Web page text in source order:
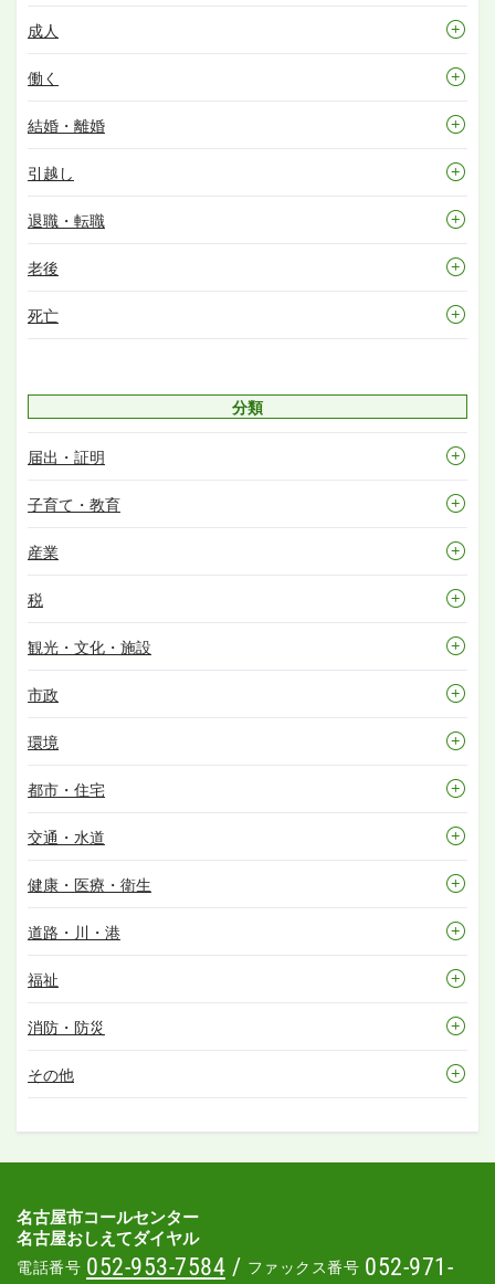
成人
働く
結婚・離婚
引越し
退職・転職
老後
死亡
分類
届出・証明
子育て・教育
産業
税
観光・文化・施設
市政
環境
都市・住宅
交通・水道
健康・医療・衛生
道路・川・港
福祉
消防・防災
その他
名古屋市コールセンター
名古屋おしえてダイヤル
電話番号 052-953-7584 / ファックス番号 052-971-